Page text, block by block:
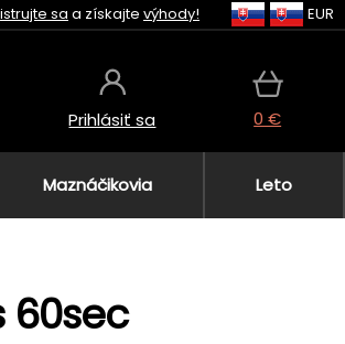
sa a získajte výhody! EUR
Prihlásiť sa 0 €
Maznáčikovia Leto
60sec